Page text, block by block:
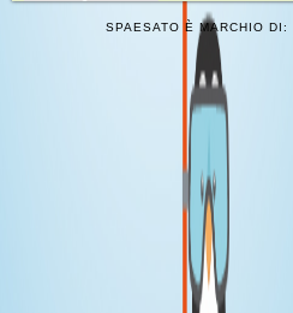
SPAESATO È MARCHIO DI: